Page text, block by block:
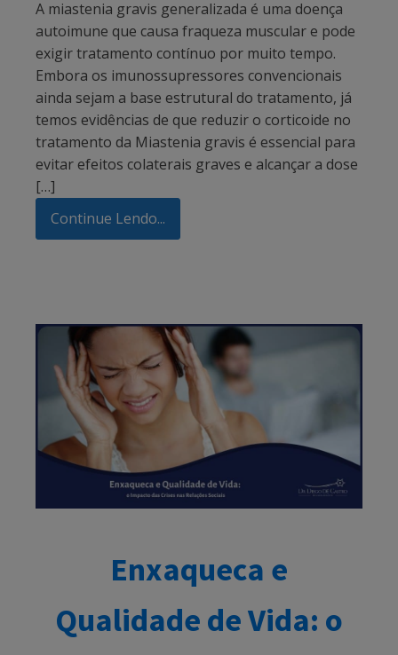
A miastenia gravis generalizada é uma doença
autoimune que causa fraqueza muscular e pode
exigir tratamento contínuo por muito tempo.
Embora os imunossupressores convencionais
ainda sejam a base estrutural do tratamento, já
temos evidências de que reduzir o corticoide no
tratamento da Miastenia gravis é essencial para
evitar efeitos colaterais graves e alcançar a dose
[…]
Continue Lendo...
Enxaqueca e
Qualidade de Vida: o